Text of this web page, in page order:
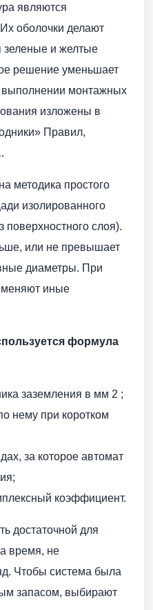
являются
оболочки делают
и желтые
решение уменьшает
монтажных
изложены в
Правил,
методика простого
изолированного
поверхностного слоя).
или не превышает
диаметры. При
иные
формула
заземления в мм 2 ;
нему при коротком
за которое автомат
коэффициент.
достаточной для
время, не
Чтобы система была
запасом, выбирают